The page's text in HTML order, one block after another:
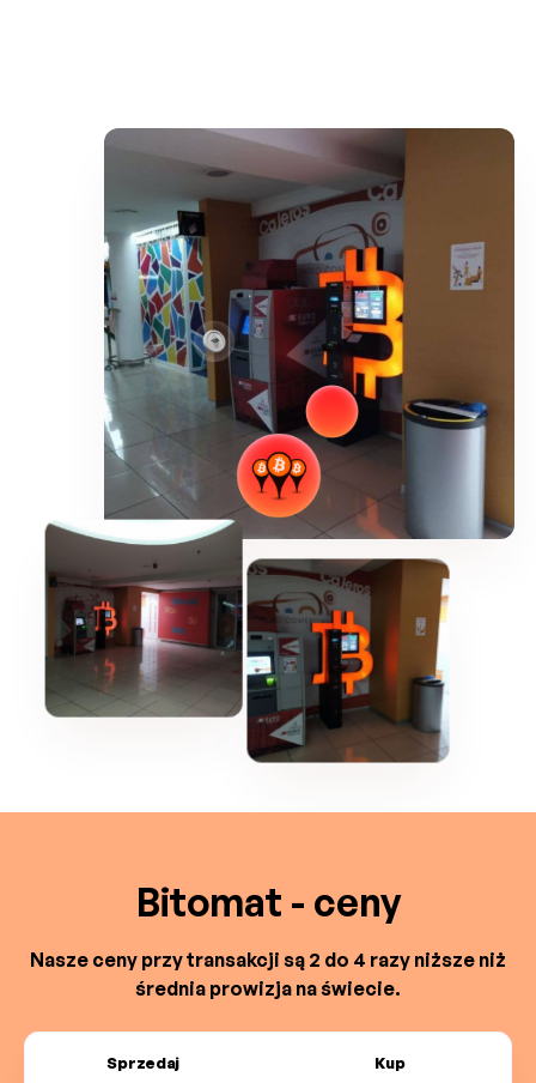
Bitomat - ceny
Nasze ceny przy transakcji są 2 do 4 razy niższe niż
średnia prowizja na świecie.
Sprzedaj Kup